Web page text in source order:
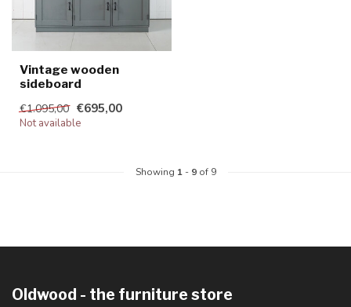
Vintage wooden
sideboard
€1.095,00 €695,00
Not available
Showing 1- 9of 9
Oldwood - the furniture store